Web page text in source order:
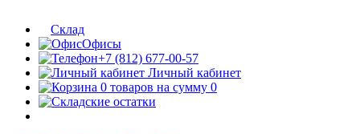
Склад
Офисы
+7 (812) 677-00-57
Личный кабинет
0 товаров на сумму 0